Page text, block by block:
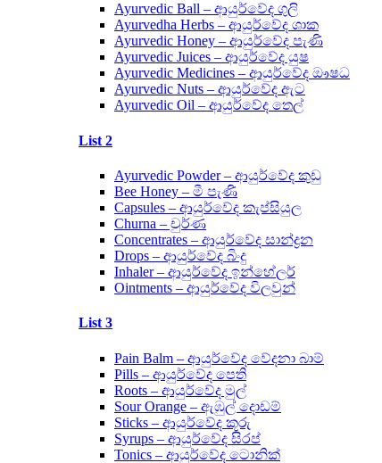
Ayurvedic Ball – ආයුර්වේද ගුලි
Ayurvedha Herbs – ආයුර්වේද ශාක
Ayurvedic Honey – ආයුර්වේද පැණි
Ayurvedic Juices – ආයුර්වේද යුෂ
Ayurvedic Medicines – ආයුර්වේද ඖෂධ
Ayurvedic Nuts – ආයුර්වේද ඇට
Ayurvedic Oil – ආයුර්වේද තෙල්
List 2
Ayurvedic Powder – ආයුර්වේද කුඩු
Bee Honey – මී පැණි
Capsules – ආයුර්වේද කැප්සියුල
Churna – චුර්ණ
Concentrates – ආයුර්වේද සාන්ද්‍රන
Drops – ආයුර්වේද බිංදු
Inhaler – ආයුර්වේද ඉන්හේලර්
Ointments – ආයුර්වේද විලවුන්
List 3
Pain Balm – ආයුර්වේද වේදනා බාම්
Pills – ආයුර්වේද පෙති
Roots – ආයුර්වේද මුල්
Sour Orange – ඇඹුල් දොඩම්
Sticks – ආයුර්වේද කූරු
Syrups – ආයුර්වේද සිරප්
Tonics – ආයුර්වේද ටොනික්